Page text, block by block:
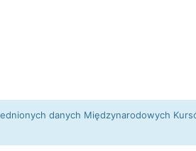
danych Międzynarodowych